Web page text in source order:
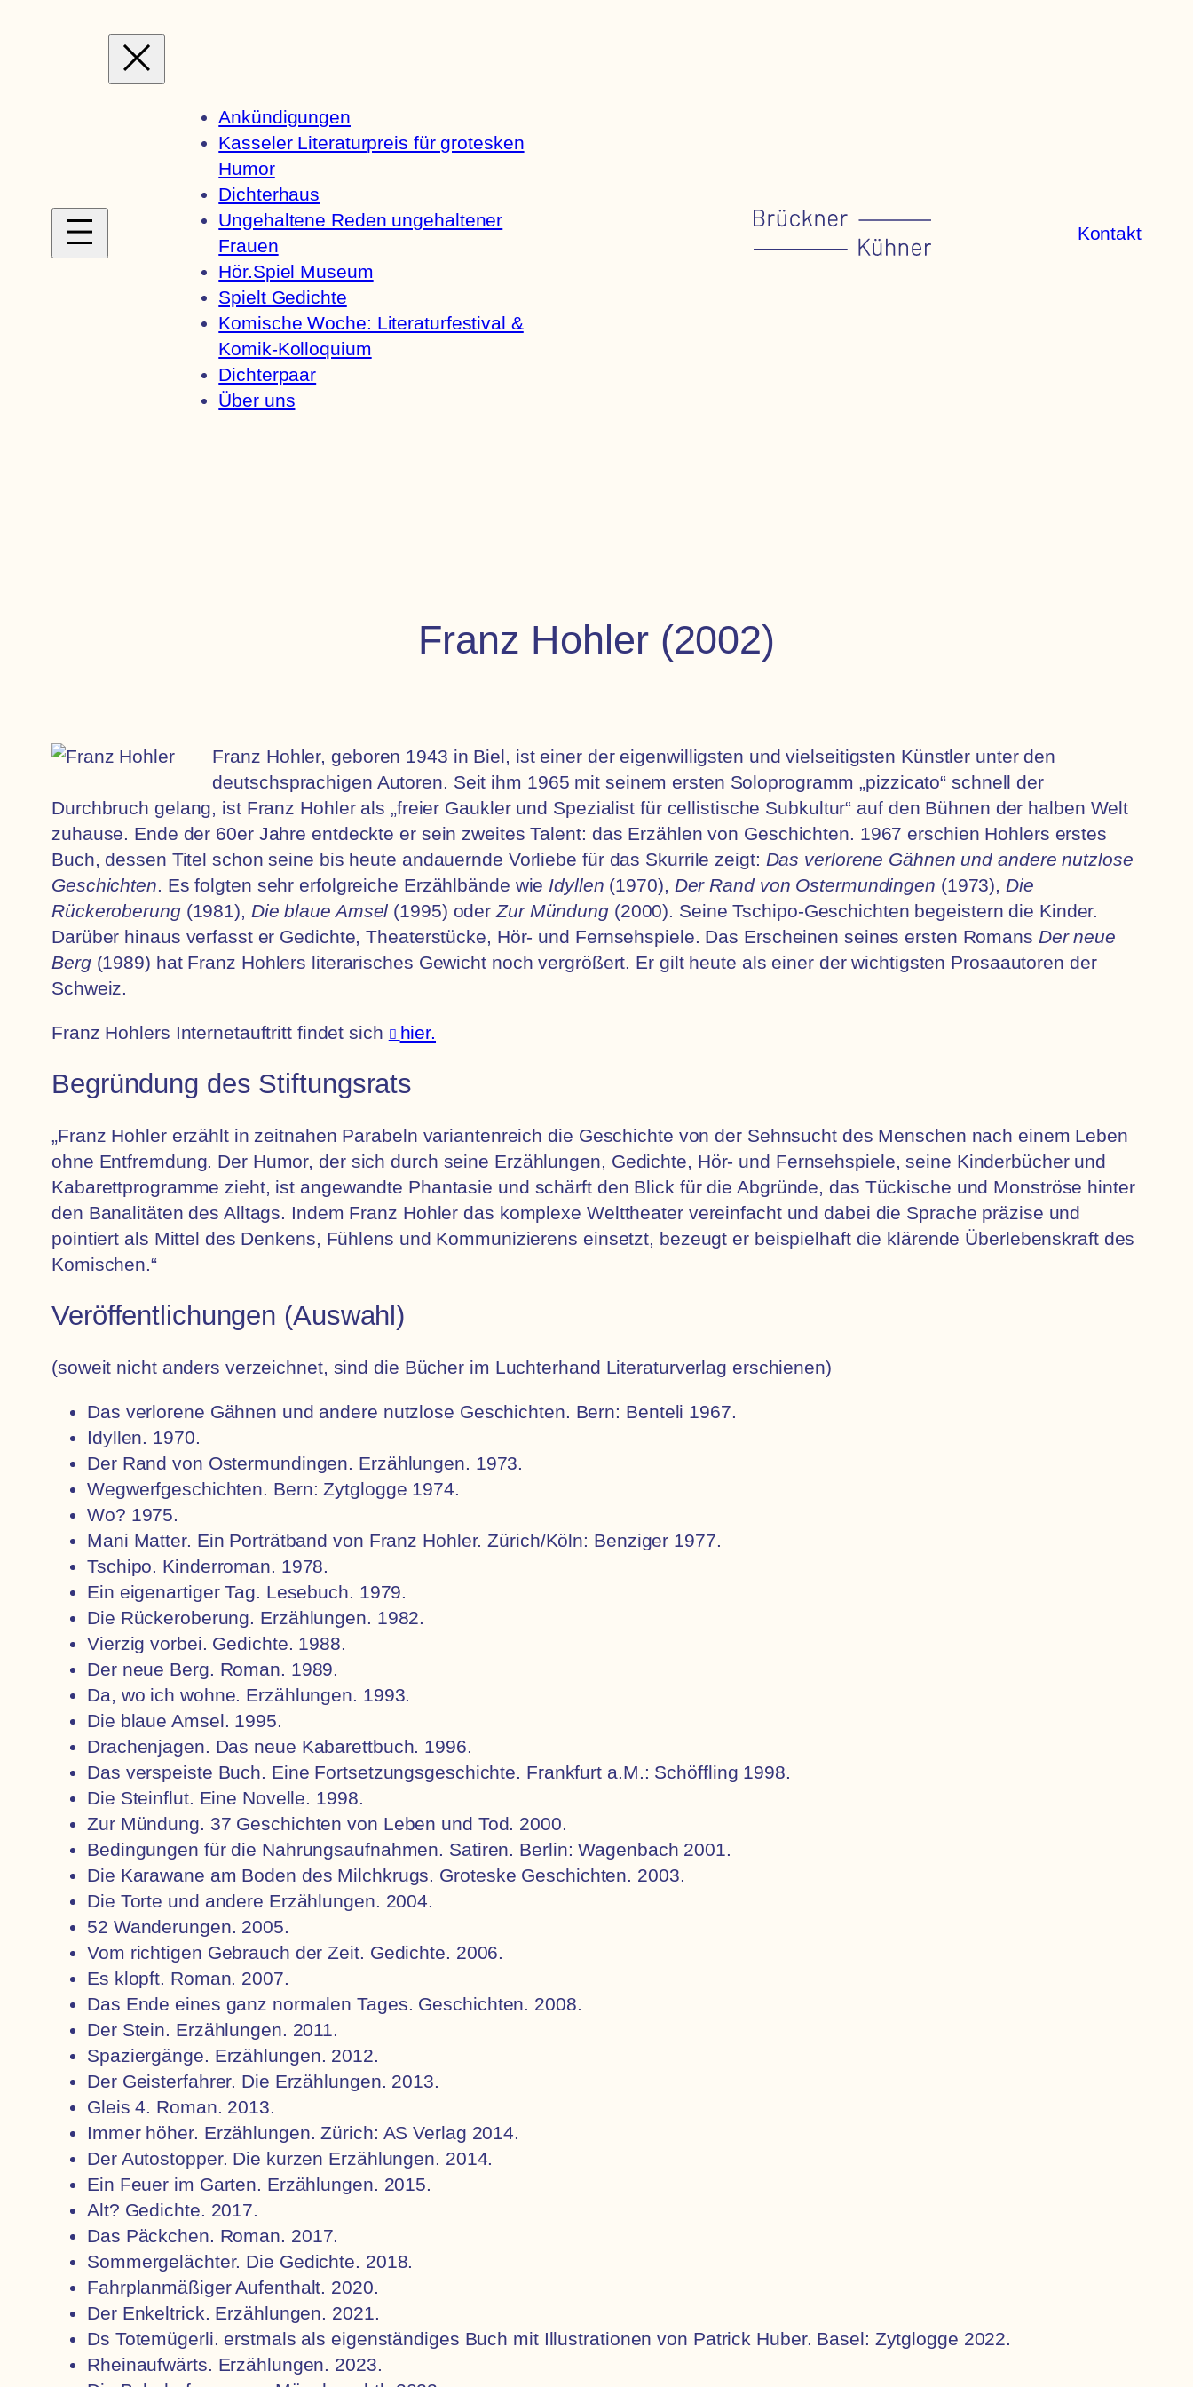
Ankündigungen
Kasseler Literaturpreis für grotesken
Humor
Dichterhaus
Ungehaltene Reden ungehaltener
Frauen
Hör.Spiel Museum
Spielt Gedichte
Komische Woche: Literaturfestival &
Komik-Kolloquium
Dichterpaar
Über uns
Kontakt
Franz Hohler (2002)
Franz Hohler, geboren 1943 in Biel, ist einer der eigenwilligsten und vielseitigsten Künstler unter den
deutschsprachigen Autoren. Seit ihm 1965 mit seinem ersten Soloprogramm „pizzicato“ schnell der
Durchbruch gelang, ist Franz Hohler als „freier Gaukler und Spezialist für cellistische Subkultur“ auf den Bühnen der halben Welt
zuhause. Ende der 60er Jahre entdeckte er sein zweites Talent: das Erzählen von Geschichten. 1967 erschien Hohlers erstes
Buch, dessen Titel schon seine bis heute andauernde Vorliebe für das Skurrile zeigt: Das verlorene Gähnen und andere nutzlose
Geschichten. Es folgten sehr erfolgreiche Erzählbände wie Idyllen (1970), Der Rand von Ostermundingen (1973), Die
Rückeroberung(1981), Die blaue Amsel (1995) oderZur Mündung(2000). Seine Tschipo-Geschichten begeistern die Kinder.
Darüber hinaus verfasst er Gedichte, Theaterstücke, Hör- und Fernsehspiele. Das Erscheinen seines ersten Romans Der neue
Berg(1989) hat Franz Hohlers literarisches Gewicht noch vergrößert. Er gilt heute als einer der wichtigsten Prosaautoren der
Schweiz.
Franz Hohlers Internetauftritt findet sich hier.
Begründung des Stiftungsrats
„Franz Hohler erzählt in zeitnahen Parabeln variantenreich die Geschichte von der Sehnsucht des Menschen nach einem Leben
ohne Entfremdung. Der Humor, der sich durch seine Erzählungen, Gedichte, Hör- und Fernsehspiele, seine Kinderbücher und
Kabarettprogramme zieht, ist angewandte Phantasie und schärft den Blick für die Abgründe, das Tückische und Monströse hinter
den Banalitäten des Alltags. Indem Franz Hohler das komplexe Welttheater vereinfacht und dabei die Sprache präzise und
pointiert als Mittel des Denkens, Fühlens und Kommunizierens einsetzt, bezeugt er beispielhaft die klärende Überlebenskraft des
Komischen.“
Veröffentlichungen (Auswahl)
(soweit nicht anders verzeichnet, sind die Bücher im Luchterhand Literaturverlag erschienen)
Das verlorene Gähnen und andere nutzlose Geschichten. Bern: Benteli 1967.
Idyllen. 1970.
Der Rand von Ostermundingen. Erzählungen. 1973.
Wegwerfgeschichten. Bern: Zytglogge 1974.
Wo? 1975.
Mani Matter. Ein Porträtband von Franz Hohler. Zürich/Köln: Benziger 1977.
Tschipo. Kinderroman. 1978.
Ein eigenartiger Tag. Lesebuch. 1979.
Die Rückeroberung. Erzählungen. 1982.
Vierzig vorbei. Gedichte. 1988.
Der neue Berg. Roman. 1989.
Da, wo ich wohne. Erzählungen. 1993.
Die blaue Amsel. 1995.
Drachenjagen. Das neue Kabarettbuch. 1996.
Das verspeiste Buch. Eine Fortsetzungsgeschichte. Frankfurt a.M.: Schöffling 1998.
Die Steinflut. Eine Novelle. 1998.
Zur Mündung. 37 Geschichten von Leben und Tod. 2000.
Bedingungen für die Nahrungsaufnahmen. Satiren. Berlin: Wagenbach 2001.
Die Karawane am Boden des Milchkrugs. Groteske Geschichten. 2003.
Die Torte und andere Erzählungen. 2004.
52 Wanderungen. 2005.
Vom richtigen Gebrauch der Zeit. Gedichte. 2006.
Es klopft. Roman. 2007.
Das Ende eines ganz normalen Tages. Geschichten. 2008.
Der Stein. Erzählungen. 2011.
Spaziergänge. Erzählungen. 2012.
Der Geisterfahrer. Die Erzählungen. 2013.
Gleis 4. Roman. 2013.
Immer höher. Erzählungen. Zürich: AS Verlag 2014.
Der Autostopper. Die kurzen Erzählungen. 2014.
Ein Feuer im Garten. Erzählungen. 2015.
Alt? Gedichte. 2017.
Das Päckchen. Roman. 2017.
Sommergelächter. Die Gedichte. 2018.
Fahrplanmäßiger Aufenthalt. 2020.
Der Enkeltrick. Erzählungen. 2021.
Ds Totemügerli. erstmals als eigenständiges Buch mit Illustrationen von Patrick Huber. Basel: Zytglogge 2022.
Rheinaufwärts. Erzählungen. 2023.